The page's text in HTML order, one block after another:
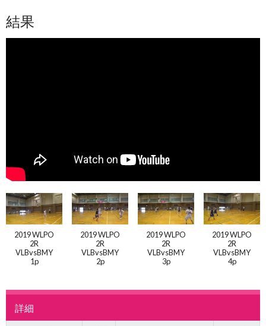
結果
2019 WLPO
2R
VLBvsBMY
1p
2019 WLPO
2R
VLBvsBMY
2p
2019 WLPO
2R
VLBvsBMY
3p
2019 WLPO
2R
VLBvsBMY
4p
詳細